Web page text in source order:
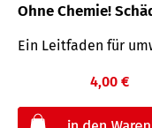
Ohne Chemie!
Ein Leitfaden für
4,00 €